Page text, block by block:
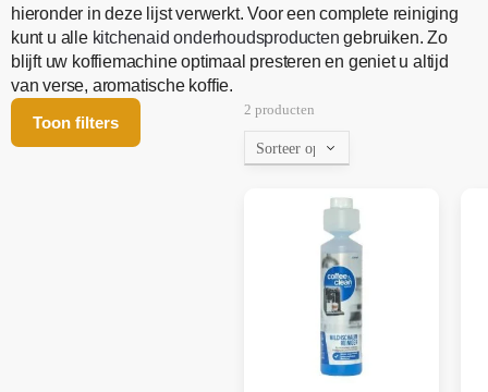
hieronder in deze lijst verwerkt. Voor een complete reiniging
kunt u alle kitchenaid onderhoudsproducten gebruiken. Zo
blijft uw koffiemachine optimaal presteren en geniet u altijd
van verse, aromatische koffie.
Toon filters
2 producten